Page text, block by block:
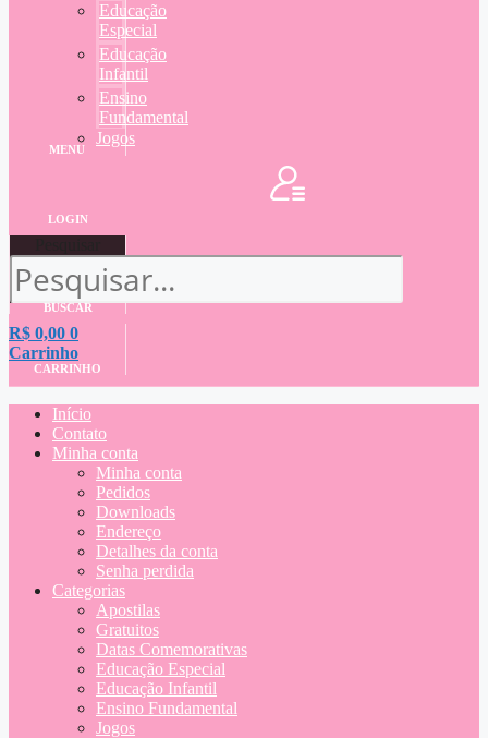
Educação
Especial
Educação
Infantil
Ensino
Fundamental
Jogos
MENU
LOGIN
BUSCAR
R$ 0,00 0
Carrinho
CARRINHO
Início
Contato
Minha conta
Minha conta
Pedidos
Downloads
Endereço
Detalhes da conta
Senha perdida
Categorias
Apostilas
Gratuitos
Datas Comemorativas
Educação Especial
Educação Infantil
Ensino Fundamental
Jogos